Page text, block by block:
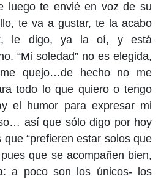
luego te envié en voz de su
te va a gustar, te la acabo
le digo, ya la oí, y está
“Mi soledad” no es elegida,
quejo…de hecho no me
todo lo que quiero o tengo
el humor para expresar mi
así que sólo digo por hoy
“prefieren estar solos que
que se acompañen bien,
a poco son los únicos- los